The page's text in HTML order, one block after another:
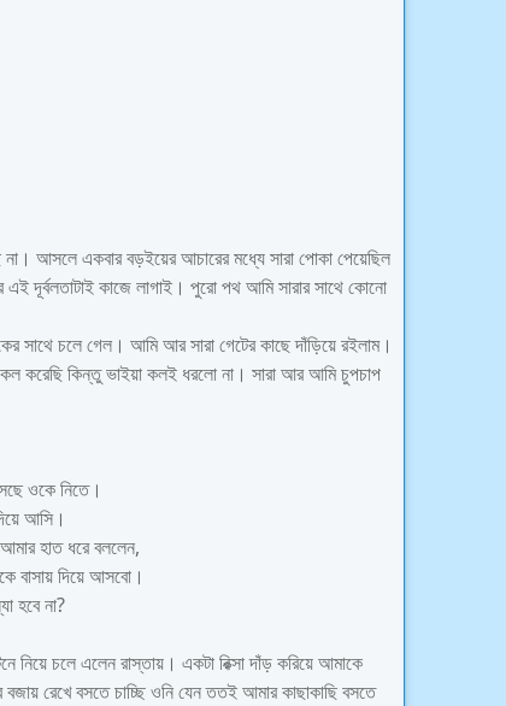
আসলে একবার বড়ইয়ের আচারের মধ্যে সারা পোকা পেয়েছিল
কাজে লাগাই। পুরো পথ আমি সারার সাথে কোনো
সাথে চলে গেল। আমি আর সারা গেটের কাছে দাঁড়িয়ে রইলাম।
করেছি কিন্তু ভাইয়া কলই ধরলো না। সারা আর আমি চুপচাপ
ওকে নিতে।
আসি।
হাত ধরে বললেন,
বাসায় দিয়ে আসবো।
হবে না?
নিয়ে চলে এলেন রাস্তায়। একটা রিক্সা দাঁড় করিয়ে আমাকে
রেখে বসতে চাচ্ছি ওনি যেন ততই আমার কাছাকাছি বসতে